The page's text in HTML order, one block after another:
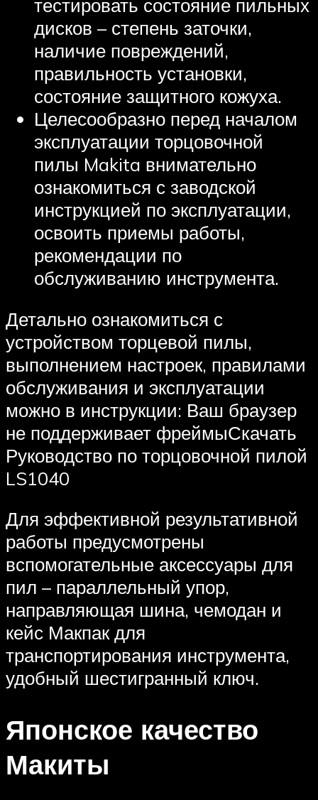
тестировать состояние пильных
дисков – степень заточки,
наличие повреждений,
правильность установки,
состояние защитного кожуха.
Целесообразно перед началом
эксплуатации торцовочной
пилы Makita внимательно
ознакомиться с заводской
инструкцией по эксплуатации,
освоить приемы работы,
рекомендации по
обслуживанию инструмента.
Детально ознакомиться с
устройством торцевой пилы,
выполнением настроек, правилами
обслуживания и эксплуатации
можно в инструкции: Ваш браузер
не поддерживает фреймыСкачать
Руководство по торцовочной пилой
LS1040
Для эффективной результативной
работы предусмотрены
вспомогательные аксессуары для
пил – параллельный упор,
направляющая шина, чемодан и
кейс Макпак для
транспортирования инструмента,
удобный шестигранный ключ.
Японское качество
Макиты